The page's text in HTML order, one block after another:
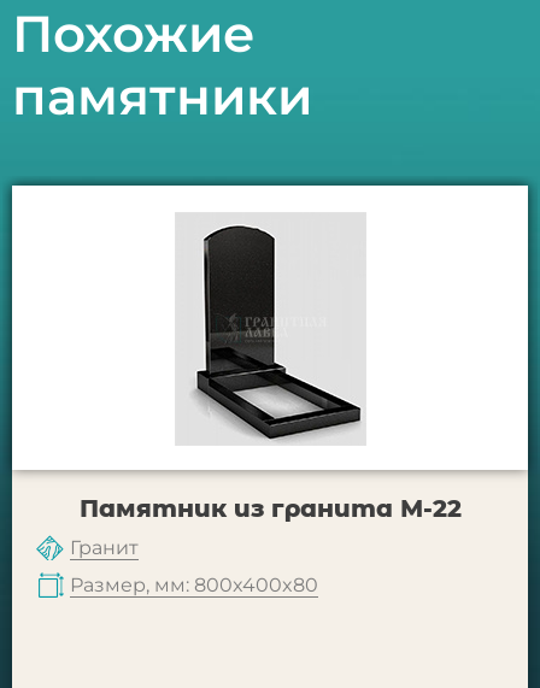
Похожие
памятники
Памятник из гранита М-22
Гранит
Размер, мм: 800x400x80